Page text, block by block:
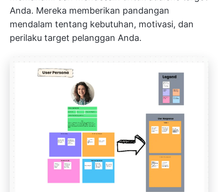
Anda. Mereka memberikan pandangan
mendalam tentang kebutuhan, motivasi, dan
perilaku target pelanggan Anda.